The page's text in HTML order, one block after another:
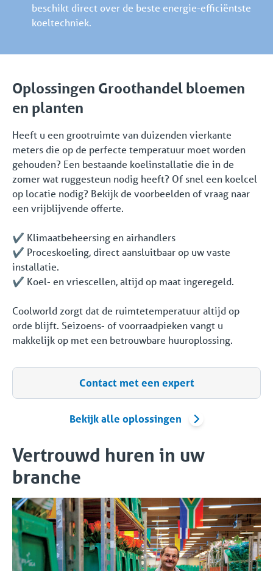
beschikt direct over de beste energie-efficiëntste
koeltechniek.
Oplossingen Groothandel bloemen
en planten
Heeft u een grootruimte van duizenden vierkante
meters die op de perfecte temperatuur moet worden
gehouden? Een bestaande koelinstallatie die in de
zomer wat ruggesteun nodig heeft? Of snel een koelcel
op locatie nodig? Bekijk de voorbeelden of vraag naar
een vrijblijvende offerte.
✔️ Klimaatbeheersing en airhandlers
✔️ Proceskoeling, direct aansluitbaar op uw vaste
installatie.
✔️ Koel- en vriescellen, altijd op maat ingeregeld.
Coolworld zorgt dat de ruimtetemperatuur altijd op
orde blijft. Seizoens- of voorraadpieken vangt u
makkelijk op met een betrouwbare huuroplossing.
Contact met een expert
Bekijk alle oplossingen
Vertrouwd huren in uw
branche